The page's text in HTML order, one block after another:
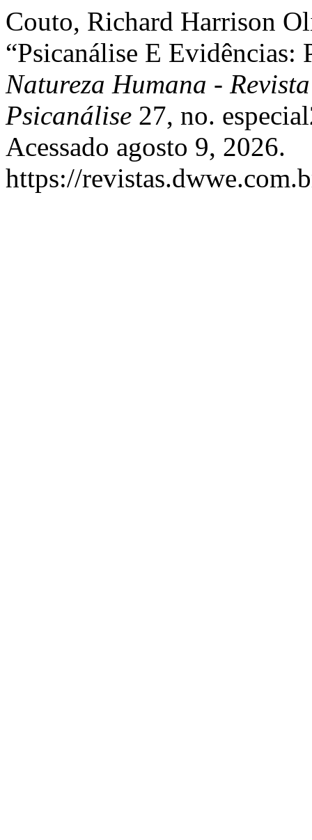
Couto, Richard Harrison
“Psicanálise E Evidências:
Natureza Humana -
Psicanálise 27, no.
Acessado agosto 9, 2026.
https://